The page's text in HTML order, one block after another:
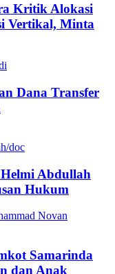
Kritik Alokasi
Vertikal, Minta
Dana Transfer
Abdullah
Hukum
Samarinda
dan Anak